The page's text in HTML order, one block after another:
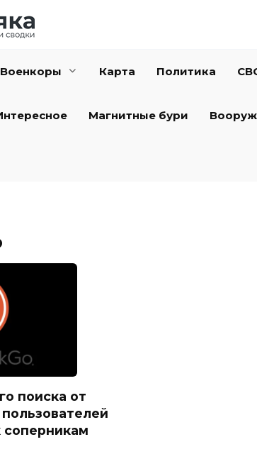
Военкоры Карта Политика
Магнитные бури
поиска от
соперникам